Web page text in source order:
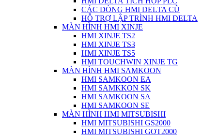
CÁC DÒNG HMI DELTA CŨ
HỖ TRỢ LẬP TRÌNH HMI DELTA
MÀN HÌNH HMI XINJE
HMI XINJE TS2
HMI XINJE TS3
HMI XINJE TS5
HMI TOUCHWIN XINJE TG
MÀN HÌNH HMI SAMKOON
HMI SAMKOON EA
HMI SAMKKON SK
HMI SAMKOON SA
HMI SAMKOON SE
MÀN HÌNH HMI MITSUBISHI
HMI MITSUBISHI GS2000
HMI MITSUBISHI GOT2000